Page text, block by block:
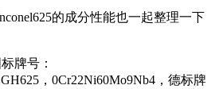
的成分性能也一起整理一下
牌号：
，0Cr22Ni60Mo9Nb4，德标牌